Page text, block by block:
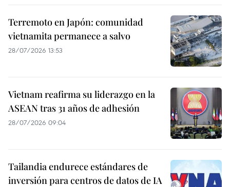
Terremoto en Japón: comunidad
vietnamita permanece a salvo
28/07/2026 13:53
Vietnam reafirma su liderazgo en la
ASEAN tras 31 años de adhesión
28/07/2026 09:04
Tailandia endurece estándares de
inversión para centros de datos de IA